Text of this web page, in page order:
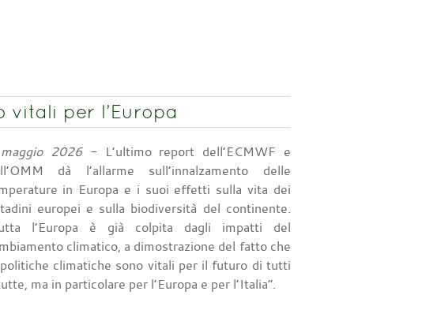
per l’Europa
2026- L’ultimo report dell’ECMWF e
dà l’allarme sull’innalzamento delle
in Europa e i suoi effetti sulla vita dei
europei e sulla biodiversità del continente.
l’Europa è già colpita dagli impatti del
climatico, a dimostrazione del fatto che
climatiche sono vitali per il futuro di tutti
ma in particolare per l’Europa e per l’Italia”.